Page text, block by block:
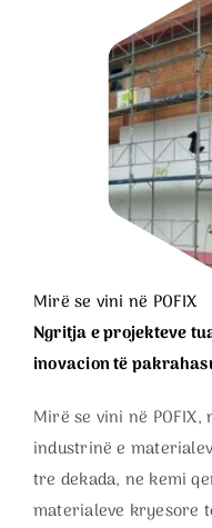
Mirë se vini në POFIX
Ngritja e projekteve
inovacion të
Mirë se vini në
industrinë e
tre dekada, ne kemi
materialeve kryesore